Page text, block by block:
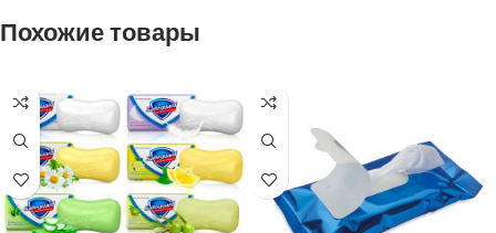
Похожие товары